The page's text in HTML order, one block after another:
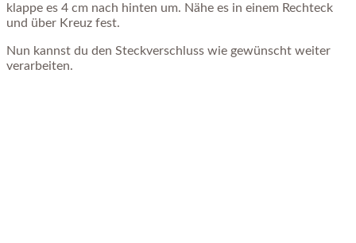
klappe es 4 cm nach hinten um. Nähe es in einem Rechteck
und über Kreuz fest.
Nun kannst du den Steckverschluss wie gewünscht weiter
verarbeiten.